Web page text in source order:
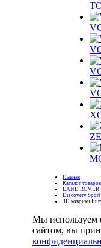
Главная
Каталог товаров
LAND ROVER
Discovery Sport
3D коврики
Мы используем
сайтом, вы